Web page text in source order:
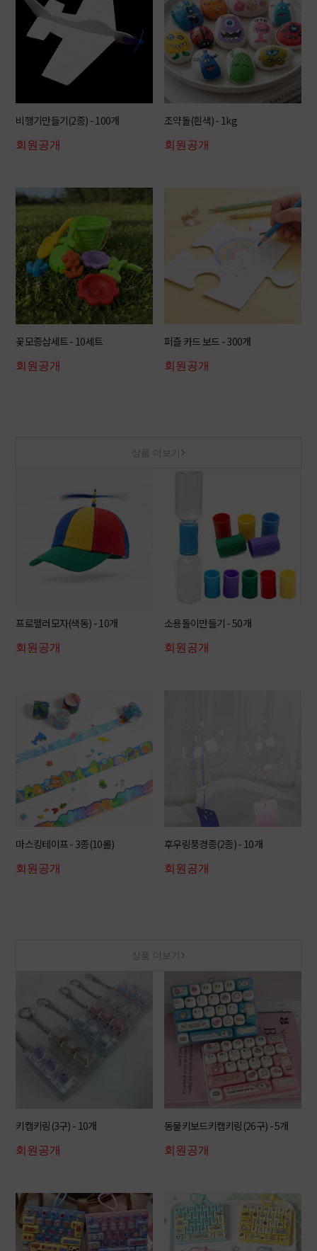
비행기만들기(2종) - 100개
회원공개
조약돌(흰색) - 1kg
회원공개
꽃모종삽세트 - 10세트
회원공개
퍼즐 카드 보드 - 300개
회원공개
상품 더보기
프로펠러모자(색동) - 10개
회원공개
소용돌이만들기 - 50개
회원공개
마스킹테이프 - 3종(10롤)
회원공개
후우링풍경종(2종) - 10개
회원공개
상품 더보기
키캡키링(3구) - 10개
회원공개
동물키보드키캡키링(26구) - 5개
회원공개